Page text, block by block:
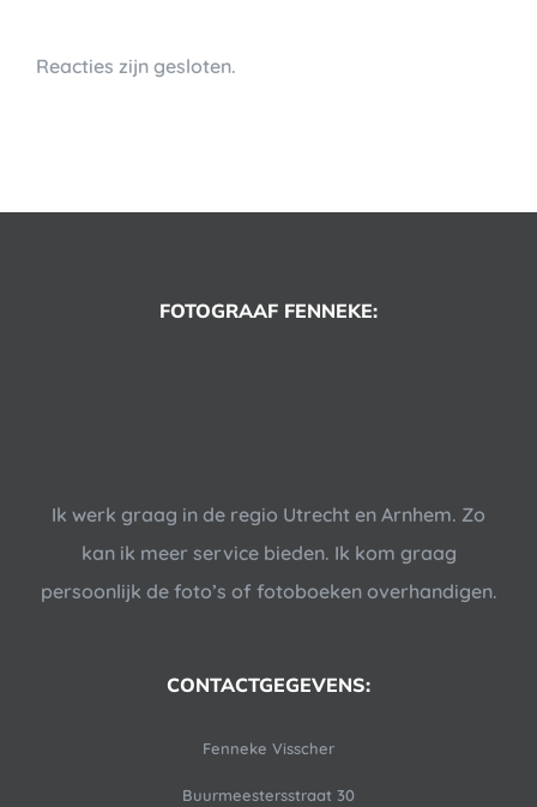
Reacties zijn gesloten.
FOTOGRAAF FENNEKE:
Ik werk graag in de regio Utrecht en Arnhem. Zo
kan ik meer service bieden. Ik kom graag
persoonlijk de foto’s of fotoboeken overhandigen.
CONTACTGEGEVENS:
Fenneke Visscher
Buurmeestersstraat 30